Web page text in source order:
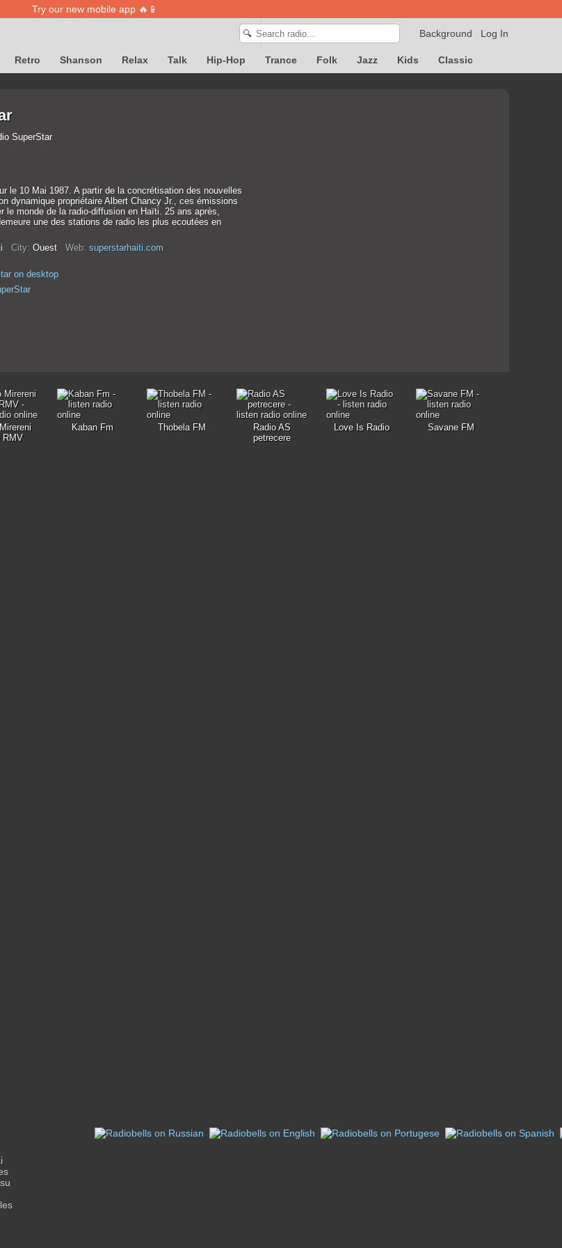
Try our new mobile app 🔥📱
Log In
Background
🔍
Retro Shanson Relax Talk Hip-Hop Trance Folk Jazz Kids Classic
SuperStar
le 10 Mai 1987. A partir de la concrétisation des nouvelles
dynamique propriétaire Albert Chancy Jr., ces émissions
le monde de la radio-diffusion en Haïti. 25 ans après,
une des stations de radio les plus ecoutées en
City: Ouest Web: superstarhaiti.com
on desktop
RMV
Kaban Fm Thobela FM
Radio AS
petrecere
Love Is Radio Savane FM